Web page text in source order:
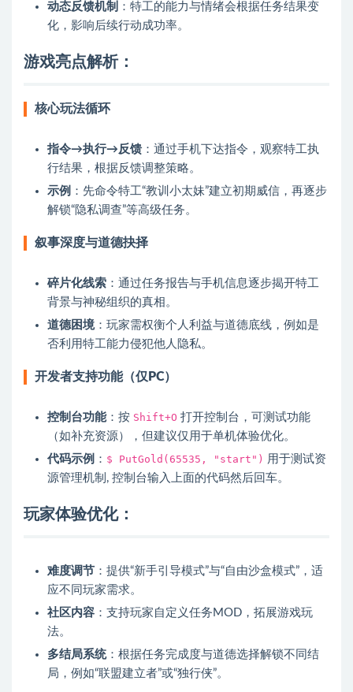
动态反馈机制 ：特工的能力与情绪会根据任务结果变
化，影响后续行动成功率。
游戏亮点解析：
核心玩法循环
指令→执行→反馈 ：通过手机下达指令，观察特工执
行结果，根据反馈调整策略。
示例 ：先命令特工“教训小太妹”建立初期威信，再逐步
解锁“隐私调查”等高级任务。
叙事深度与道德抉择
碎片化线索 ：通过任务报告与手机信息逐步揭开特工
背景与神秘组织的真相。
道德困境：玩家需权衡个人利益与道德底线，例如是
否利用特工能力侵犯他人隐私。
开发者支持功能（仅PC）
控制台功能：按 Shift+O 打开控制台，可测试功能
（如补充资源），但建议仅用于单机体验优化。
代码示例 ： $ PutGold(65535, "start") 用于测试资
源管理机制, 控制台输入上面的代码然后回车。
玩家体验优化：
难度调节 ：提供“新手引导模式”与“自由沙盒模式”，适
应不同玩家需求。
社区内容 ：支持玩家自定义任务MOD，拓展游戏玩
法。
多结局系统：根据任务完成度与道德选择解锁不同结
局，例如“联盟建立者”或“独行侠”。